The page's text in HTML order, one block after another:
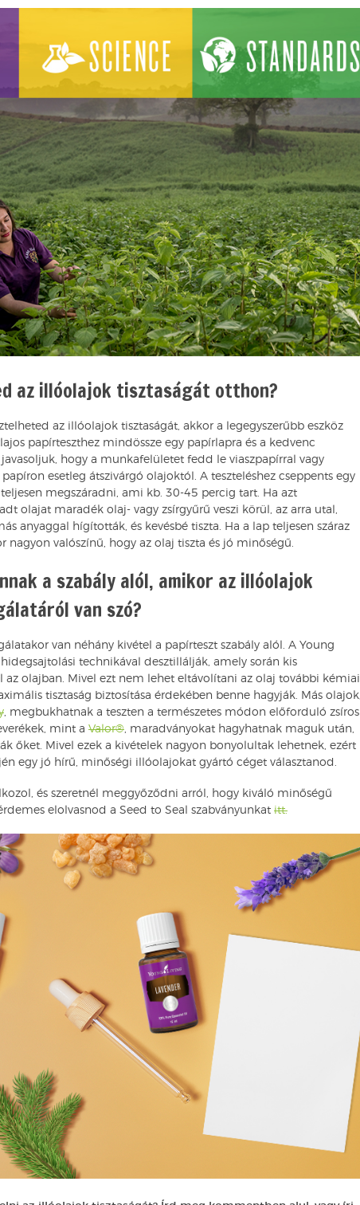
az illóolajok tisztaságát otthon?
az illóolajok tisztaságát, akkor a legegyszerűbb eszköz
papírteszthez mindössze egy papírlapra és a kedvenc
hogy a munkafelületet fedd le viaszpapírral vagy
esetleg átszivárgó olajoktól. A teszteléshez cseppents egy
megszáradni, ami kb. 30-45 percig tart. Ha azt
olajat maradék olaj- vagy zsírgyűrű veszi körül, az arra utal,
anyaggal hígították, és kevésbé tiszta. Ha a lap teljesen száraz
nagyon valószínű, hogy az olaj tiszta és jó minőségű.
a szabály alól, amikor az illóolajok
van szó?
van néhány kivétel a papírteszt szabály alól. A Young
technikával desztillálják, amely során kis
az olajban. Mivel ezt nem lehet eltávolítani az olaj további kémiai
tisztaság biztosítása érdekében benne hagyják. Más olajok,
, megbukhatnak a teszten a természetes módon előforduló zsíros
mint a Valor® , maradványokat hagyhatnak maguk után,
őket. Mivel ezek a kivételek nagyon bonyolultak lehetnek, ezért
egy jó hírű, minőségi illóolajokat gyártó céget választanod.
és szeretnél meggyőződni arról, hogy kiváló minőségű
elolvasnod a Seed to Seal szabványunkat itt.